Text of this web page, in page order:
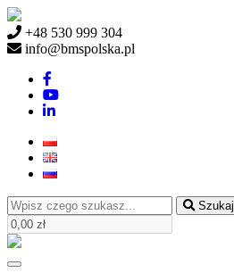
+48 530 999 304
info@bmspolska.pl
Szukaj